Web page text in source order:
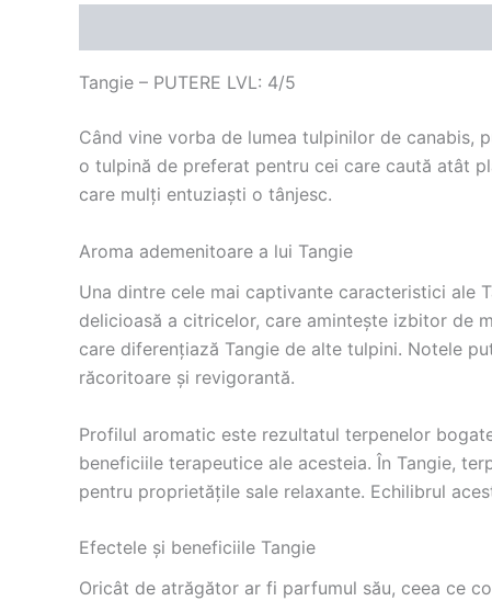
Tangie – PUTERE LVL: 4/5
Când vine vorba de lumea tulpinilor de canabis,
o tulpină de preferat pentru cei care caută atât
care mulți entuziaști o tânjesc.
Aroma ademenitoare a lui Tangie
Una dintre cele mai captivante caracteristici ale
delicioasă a citricelor, care amintește izbitor de
care diferențiază Tangie de alte tulpini. Notele
răcoritoare și revigorantă.
Profilul aromatic este rezultatul terpenelor
beneficiile terapeutice ale acesteia. În Tangie,
pentru proprietățile sale relaxante. Echilibrul
Efectele și beneficiile Tangie
Oricât de atrăgător ar fi parfumul său, ceea ce